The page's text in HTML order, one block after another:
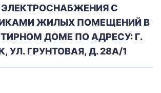
С
ЖИЛЫХ ПОМЕЩЕНИЙ В
ДОМЕ ПО АДРЕСУ: Г.
УЛ. ГРУНТОВАЯ, Д. 28А/1